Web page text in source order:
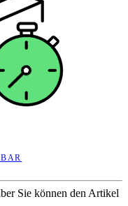
Sie können den Artikel